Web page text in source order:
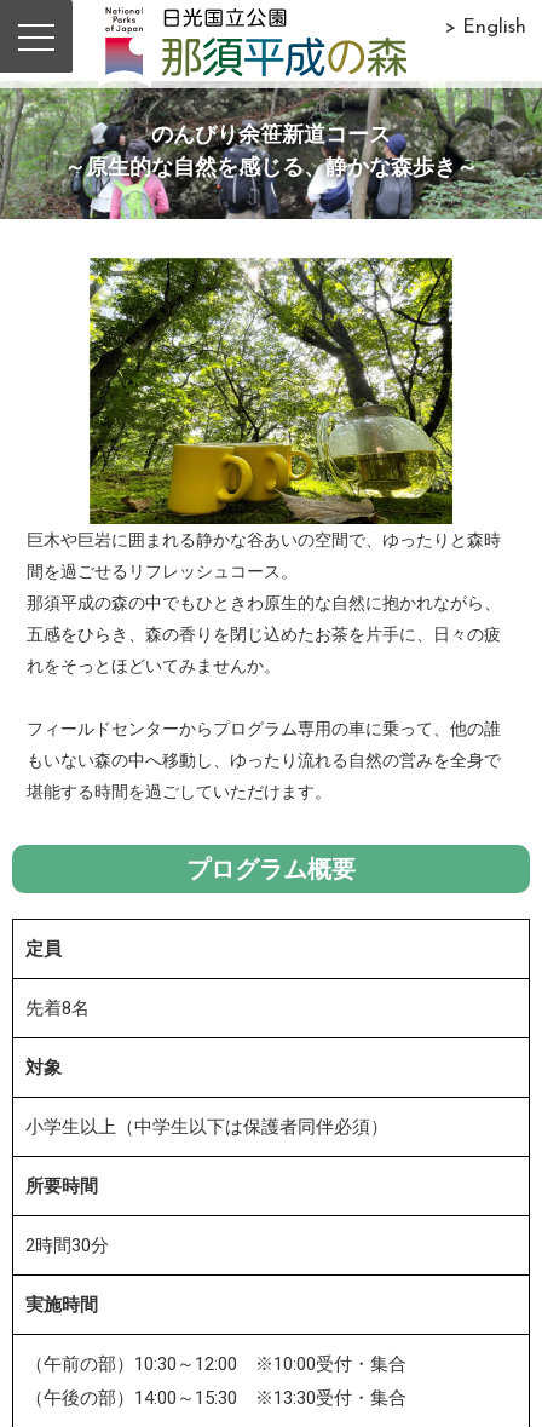
> English
のんびり余笹新道コース
～原生的な自然を感じる、静かな森歩き～
巨木や巨岩に囲まれる静かな谷あいの空間で、ゆったりと森時
間を過ごせるリフレッシュコース。
那須平成の森の中でもひときわ原生的な自然に抱かれながら、
五感をひらき、森の香りを閉じ込めたお茶を片手に、日々の疲
れをそっとほどいてみませんか。
フィールドセンターからプログラム専用の車に乗って、他の誰
もいない森の中へ移動し、ゆったり流れる自然の営みを全身で
堪能する時間を過ごしていただけます。
プログラム概要
定員
先着8名
対象
小学生以上（中学生以下は保護者同伴必須）
所要時間
2時間30分
実施時間
（午前の部）10:30～12:00 ※10:00受付・集合
（午後の部）14:00～15:30 ※13:30受付・集合